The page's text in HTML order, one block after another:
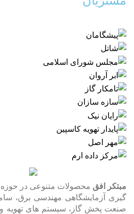
مبتکر افق محصولات متنوعی در حوزه
گیری آزمایشگاهی مهندسی برق،
صنعت پخش گاز، سیستم های تهویه